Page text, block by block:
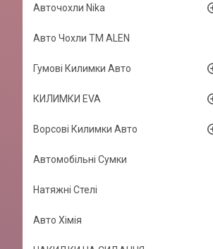
Авточохли Nika
Авто Чохли TM ALEN
Гумові Килимки Авто
КИЛИМКИ EVA
Ворсові Килимки Авто
Автомобільні Сумки
Натяжні Стелі
Авто Хімія